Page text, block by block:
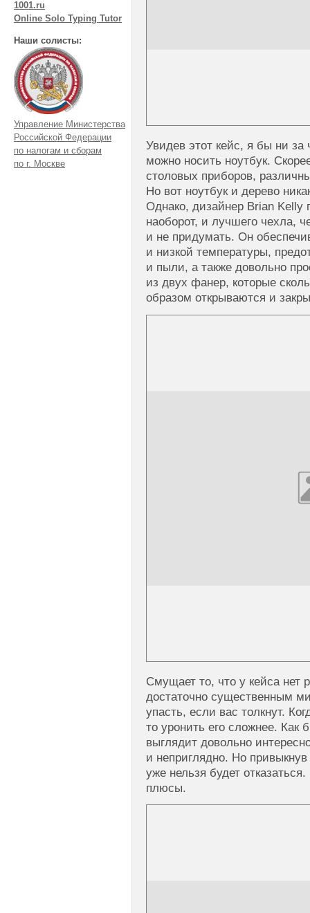
1001.ru
Online Solo Typing Tutor
Наши солисты:
Управление Министерства
Российской Федерации
по налогам и сборам
по г. Москве
Увидев этот кейс, я бы ни
можно носить ноутбук.
столовых приборов,
Но вот ноутбук и дерево
Однако, дизайнер Brian Kelly
наоборот, и лучшего чехла,
и не придумать. Он
и низкой температуры,
и пыли, а также довольно
из двух фанер, которые
образом открываются и
Смущает то, что у кейса нет
достаточно существенным
упасть, если вас толкнут.
то уронить его сложнее. Как
выглядит довольно
и неприглядно. Но
уже нельзя будет
плюсы.